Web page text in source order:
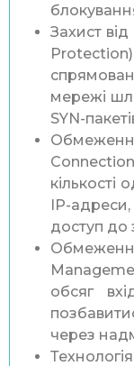
Захист
мережі
SYN-
кількості
IP-
доступ до
обсяг
через